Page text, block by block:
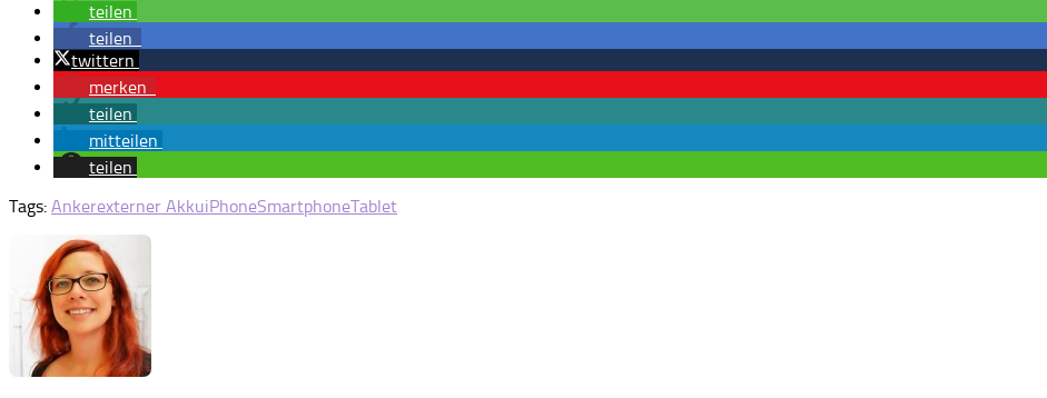
teilen
teilen
twittern
merken
teilen
mitteilen
teilen
Tags: Ankerexterner AkkuiPhoneSmartphoneTablet